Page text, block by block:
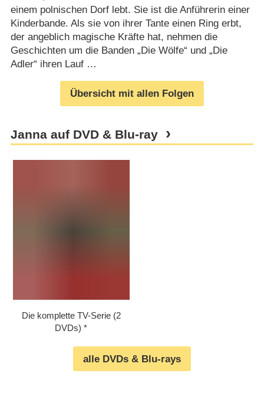
einem polnischen Dorf lebt. Sie ist die Anführerin einer
Kinderbande. Als sie von ihrer Tante einen Ring erbt,
der angeblich magische Kräfte hat, nehmen die
Geschichten um die Banden „Die Wölfe“ und „Die
Adler“ ihren Lauf …
Übersicht mit allen Folgen
Janna auf DVD & Blu-ray
Die komplette TV-Serie (2
DVDs)
alle DVDs & Blu-rays